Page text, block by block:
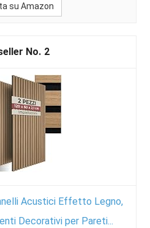
su Amazon
2
Acustici Effetto Legno,
Decorativi per Pareti...